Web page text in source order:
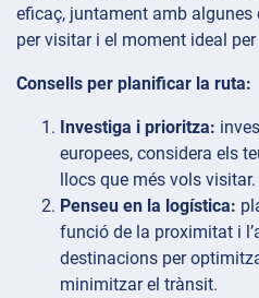
eficaç, juntament amb
per visitar i el moment ideal per
Consells per planificar la ruta:
Investiga i prioritza:
europees, considera els
llocs que més vols visitar.
Penseu en la logística:
funció de la proximitat i
destinacions per
minimitzar el trànsit.